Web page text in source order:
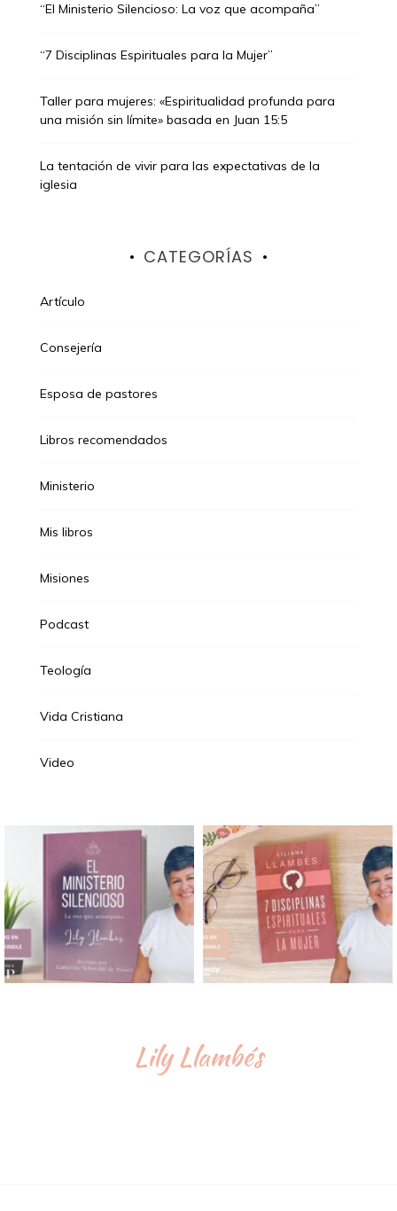
“El Ministerio Silencioso: La voz que acompaña”
“7 Disciplinas Espirituales para la Mujer”
Taller para mujeres: «Espiritualidad profunda para
una misión sin límite» basada en Juan 15:5
La tentación de vivir para las expectativas de la
iglesia
CATEGORÍAS
Artículo
Consejería
Esposa de pastores
Libros recomendados
Ministerio
Mis libros
Misiones
Podcast
Teología
Vida Cristiana
Video
Lily Llambés